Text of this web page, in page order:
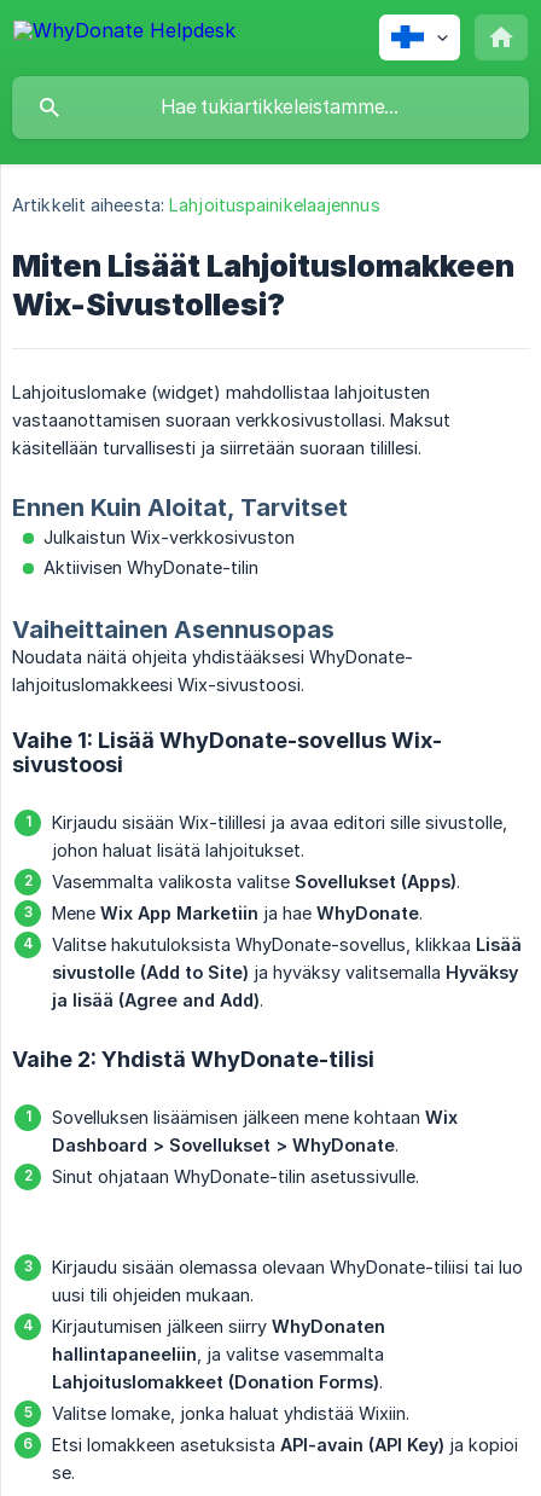
Artikkelit aiheesta: Lahjoituspainikelaajennus
Miten Lisäät Lahjoituslomakkeen
Wix-Sivustollesi?
Lahjoituslomake (widget) mahdollistaa lahjoitusten
vastaanottamisen suoraan verkkosivustollasi. Maksut
käsitellään turvallisesti ja siirretään suoraan tilillesi.
Ennen Kuin Aloitat, Tarvitset
Julkaistun Wix-verkkosivuston
Aktiivisen WhyDonate-tilin
Vaiheittainen Asennusopas
Noudata näitä ohjeita yhdistääksesi WhyDonate-
lahjoituslomakkeesi Wix-sivustoosi.
Vaihe 1: Lisää WhyDonate-sovellus Wix-
sivustoosi
Kirjaudu sisään Wix-tilillesi ja avaa editori sille sivustolle,
johon haluat lisätä lahjoitukset.
Vasemmalta valikosta valitse Sovellukset (Apps).
Mene Wix App Marketiin ja hae WhyDonate.
Valitse hakutuloksista WhyDonate-sovellus, klikkaa Lisää
sivustolle (Add to Site) ja hyväksy valitsemalla Hyväksy
ja lisää (Agree and Add).
Vaihe 2: Yhdistä WhyDonate-tilisi
Sovelluksen lisäämisen jälkeen mene kohtaan Wix
Dashboard > Sovellukset > WhyDonate.
Sinut ohjataan WhyDonate-tilin asetussivulle.
Kirjaudu sisään olemassa olevaan WhyDonate-tiliisi tai luo
uusi tili ohjeiden mukaan.
Kirjautumisen jälkeen siirry WhyDonaten
hallintapaneeliin , ja valitse vasemmalta
Lahjoituslomakkeet (Donation Forms).
Valitse lomake, jonka haluat yhdistää Wixiin.
Etsi lomakkeen asetuksista API-avain (API Key) ja kopioi
se.